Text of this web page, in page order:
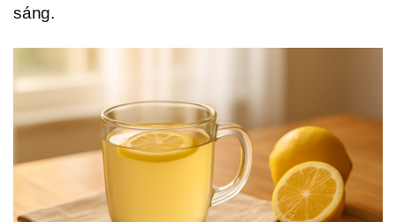
sáng.